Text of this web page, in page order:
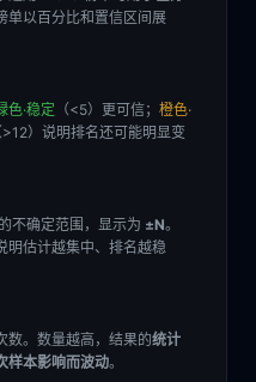
单以百分比和置信区间展
色·稳定 （<5）更可信； 橙色·
>12）说明排名还可能明显变
不确定范围，显示为 ±N。
明估计越集中、排名越稳
数。数量越高，结果的统计
样本影响而波动。